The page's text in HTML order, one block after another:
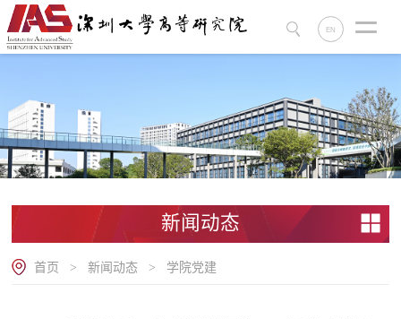
EN
新闻动态
首页 > 新闻动态 > 学院党建